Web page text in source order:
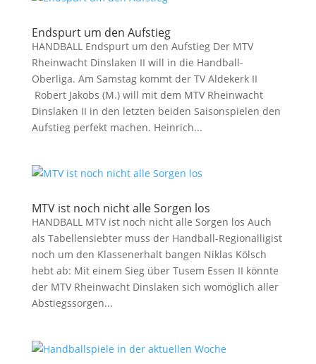
Endspurt um den Aufstieg
HANDBALL Endspurt um den Aufstieg Der MTV
Rheinwacht Dinslaken II will in die Handball-
Oberliga. Am Samstag kommt der TV Aldekerk II
Robert Jakobs (M.) will mit dem MTV Rheinwacht
Dinslaken II in den letzten beiden Saisonspielen den
Aufstieg perfekt machen. Heinrich...
MTV ist noch nicht alle Sorgen los
HANDBALL MTV ist noch nicht alle Sorgen los Auch
als Tabellensiebter muss der Handball-Regionalligist
noch um den Klassenerhalt bangen Niklas Kölsch
hebt ab: Mit einem Sieg über Tusem Essen II könnte
der MTV Rheinwacht Dinslaken sich womöglich aller
Abstiegssorgen...